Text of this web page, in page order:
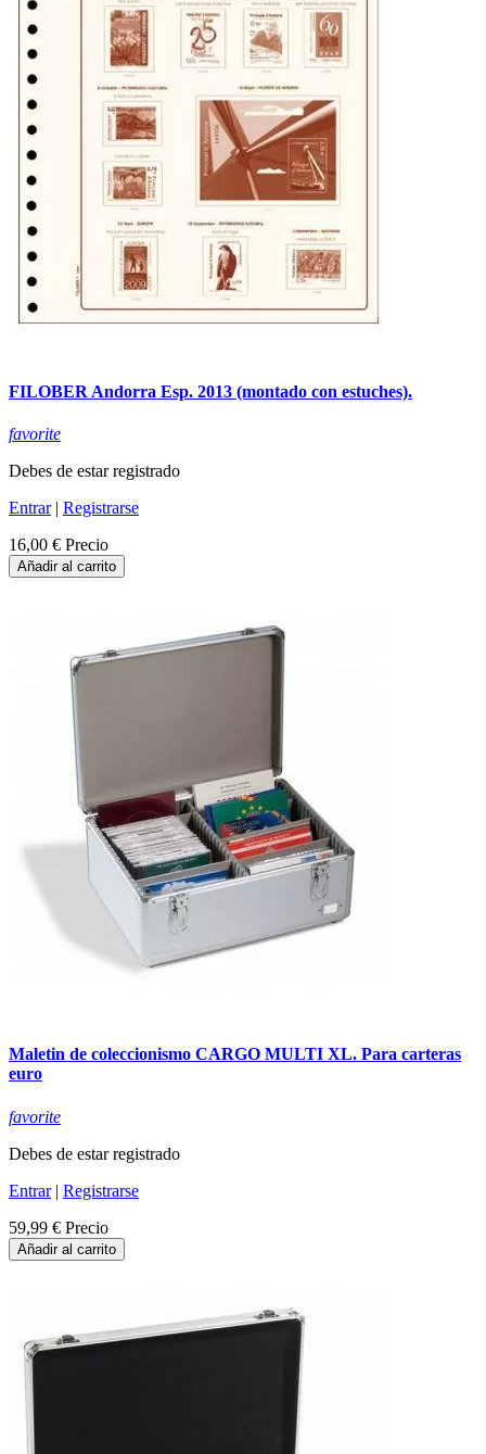
FILOBER Andorra Esp. 2013 (montado con estuches).
favorite
Debes de estar registrado
Entrar| Registrarse
16,00 € Precio
Añadir al carrito
Maletin de coleccionismo CARGO MULTI XL. Para carteras
euro
favorite
Debes de estar registrado
Entrar| Registrarse
59,99 € Precio
Añadir al carrito